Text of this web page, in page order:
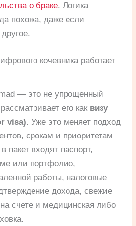
о браке. Логика
похожа, даже если
кочевника работает
— это не упрощенный
его как визу
visa). Уже это меняет подход
срокам и приоритетам
пакет входят паспорт,
или портфолио,
работы, налоговые
дохода, свежие
счете и медицинская либо